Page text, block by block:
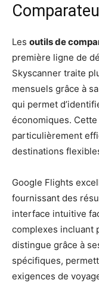
Les outils de
première ligne de
Skyscanner traite
mensuels grâce à
qui permet
économiques.
particulièrement
destinations
Google Flights
fournissant des
interface intuitive
complexes incluant
distingue grâce à
spécifiques,
exigences de